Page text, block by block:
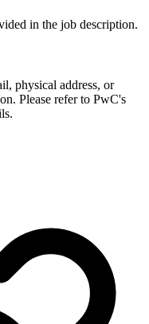
in the job description.
physical address, or
Please refer to PwC's